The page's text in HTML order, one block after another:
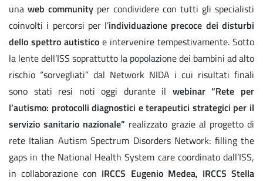
una web community per condividere con tutti gli specialisti
coinvolti i percorsi per l’individuazione precoce dei disturbi
dello spettro autistico e intervenire tempestivamente. Sotto
la lente dell’ISS soprattutto la popolazione dei bambini ad alto
rischio “sorvegliati” dal Network NIDA i cui risultati finali
sono stati resi noti oggi durante il webinar “Rete per
l’autismo: protocolli diagnostici e terapeutici strategici per il
servizio sanitario nazionale” realizzato grazie al progetto di
rete Italian Autism Spectrum Disorders Network: filling the
gaps in the National Health System care coordinato dall’ISS,
in collaborazione con IRCCS Eugenio Medea, IRCCS Stella